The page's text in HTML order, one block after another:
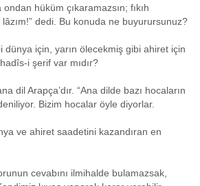
hüküm çıkaramazsın; fıkıh
dedi. Bu konuda ne buyurursunuz?
dünya için, yarın ölecekmiş gibi ahiret için
i şerif var mıdır?
dil Arapça’dır. “Ana dilde bazı hocaların
Bizim hocalar öyle diyorlar.
ve ahiret saadetini kazandıran en
cevabını ilmihalde bulamazsak,